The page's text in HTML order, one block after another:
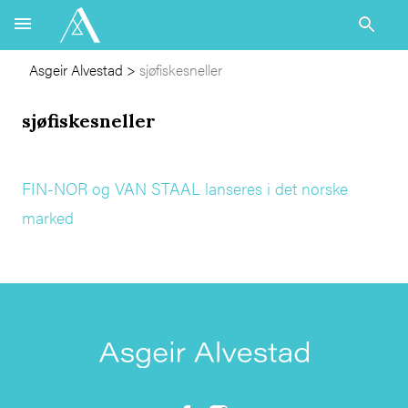
Asgeir Alvestad > sjøfiskesneller
sjøfiskesneller
FIN-NOR og VAN STAAL lanseres i det norske
marked